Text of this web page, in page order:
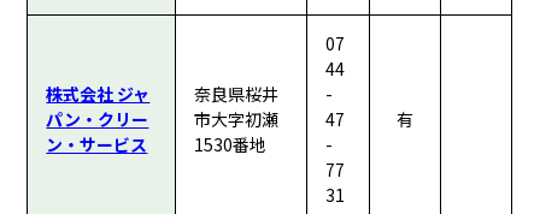
株式会社 ジャ
パン・クリー
ン・サービス
奈良県桜井
市大字初瀬
1530番地
07
44
-
47
-
77
31
有